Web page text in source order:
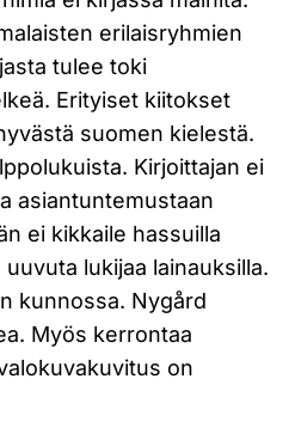
erilaisryhmien
tulee toki
Erityiset kiitokset
suomen kielestä.
Kirjoittajan ei
asiantuntemustaan
ei kikkaile hassuilla
lukijaa lainauksilla.
kunnossa. Nygård
Myös kerrontaa
on